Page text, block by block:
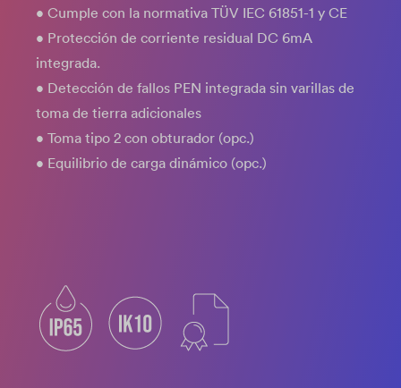
• Cumple con la normativa TÜV IEC 61851-1 y CE
• Protección de corriente residual DC 6mA
integrada.
• Detección de fallos PEN integrada sin varillas de
toma de tierra adicionales
• Toma tipo 2 con obturador (opc.)
• Equilibrio de carga dinámico (opc.)